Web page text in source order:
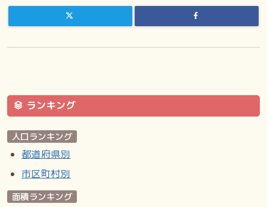
ランキング
人口ランキング
都道府県別
市区町村別
面積ランキング